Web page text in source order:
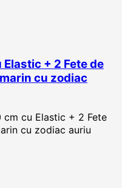
+ 2 Fete de
cu zodiac
cu Elastic + 2 Fete
cu zodiac auriu